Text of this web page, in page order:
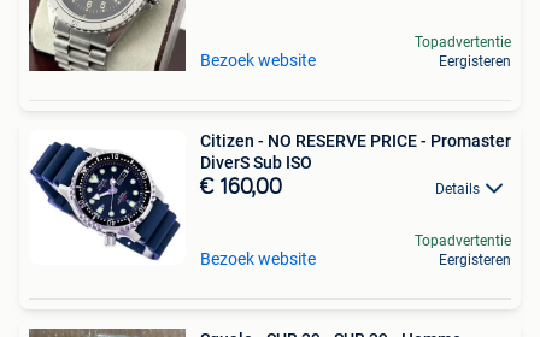
Bezoek website
Topadvertentie
Eergisteren
Citizen - NO RESERVE PRICE - Promaster
DiverS Sub ISO
€ 160,00 Details
Bezoek website
Topadvertentie
Eergisteren